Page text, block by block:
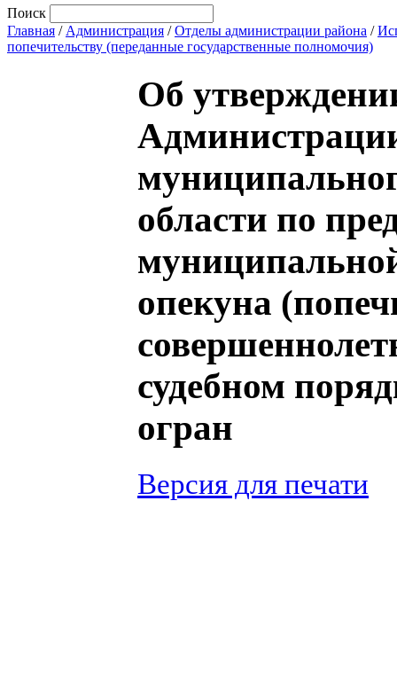
Поиск
Главная / Администрация /Отделы администрации района /
попечительству (переданные государственные полномочия)
Об
области по
опекуна
судебном
огран
Версия для печати